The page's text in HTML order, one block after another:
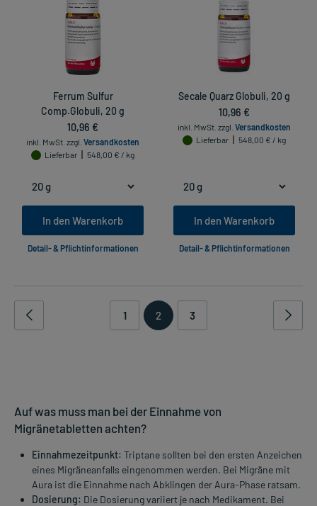
Ferrum Sulfur
Comp.Globuli, 20 g
10,96 €
inkl. MwSt. zzgl. Versandkosten
Lieferbar
548,00 € / kg
In den Warenkorb
Detail- & Pflichtinformationen
Secale Quarz Globuli, 20 g
10,96 €
inkl. MwSt. zzgl. Versandkosten
Lieferbar
548,00 € / kg
In den Warenkorb
Detail- & Pflichtinformationen
1 2 3
Auf was muss man bei der Einnahme von
Migränetabletten achten?
Einnahmezeitpunkt: Triptane sollten bei den ersten Anzeichen
eines Migräneanfalls eingenommen werden. Bei Migräne mit
Aura ist die Einnahme nach Abklingen der Aura-Phase ratsam.
Dosierung: Die Dosierung variiert je nach Medikament. Bei